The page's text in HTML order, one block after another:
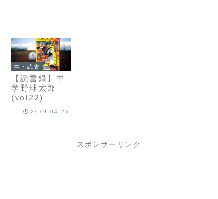
本・読書
【読書録】中
学野球太郎
(vol22)
2019.04.25
スポンサーリンク